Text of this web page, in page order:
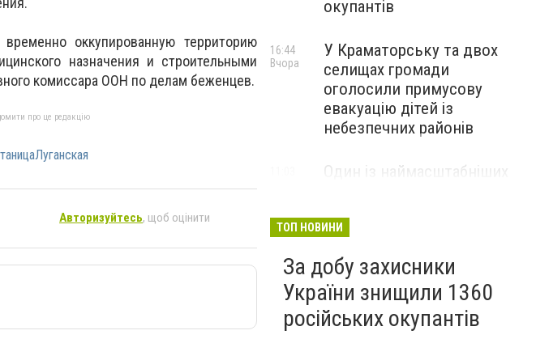
оккупированную территорию
назначения и строительными
комиссара ООН по делам беженцев.
про це редакцію
Авторизуйтесь, щоб оцінити
окупантів
У Краматорську та двох
селищах громади
оголосили примусову
евакуацію дітей із
небезпечних районів
16:44
Вчора
Один із наймасштабніших
Науковий парк ДонНТУ
ТОП НОВИНИ
За добу захисники
України знищили 1360
російських окупантів